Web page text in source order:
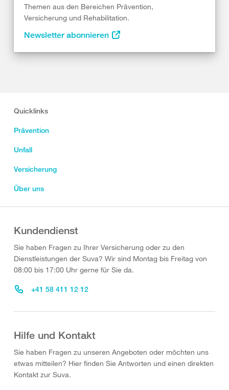
Themen aus den Bereichen Prävention,
Versicherung und Rehabilitation.
Newsletter abonnieren
Quicklinks
Prävention
Unfall
Versicherung
Über uns
Kundendienst
Sie haben Fragen zu Ihrer Versicherung oder zu den
Dienstleistungen der Suva? Wir sind Montag bis Freitag von
08:00 bis 17:00 Uhr gerne für Sie da.
+41 58 411 12 12
Hilfe und Kontakt
Sie haben Fragen zu unseren Angeboten oder möchten uns
etwas mitteilen? Hier finden Sie Antworten und einen direkten
Kontakt zur Suva.